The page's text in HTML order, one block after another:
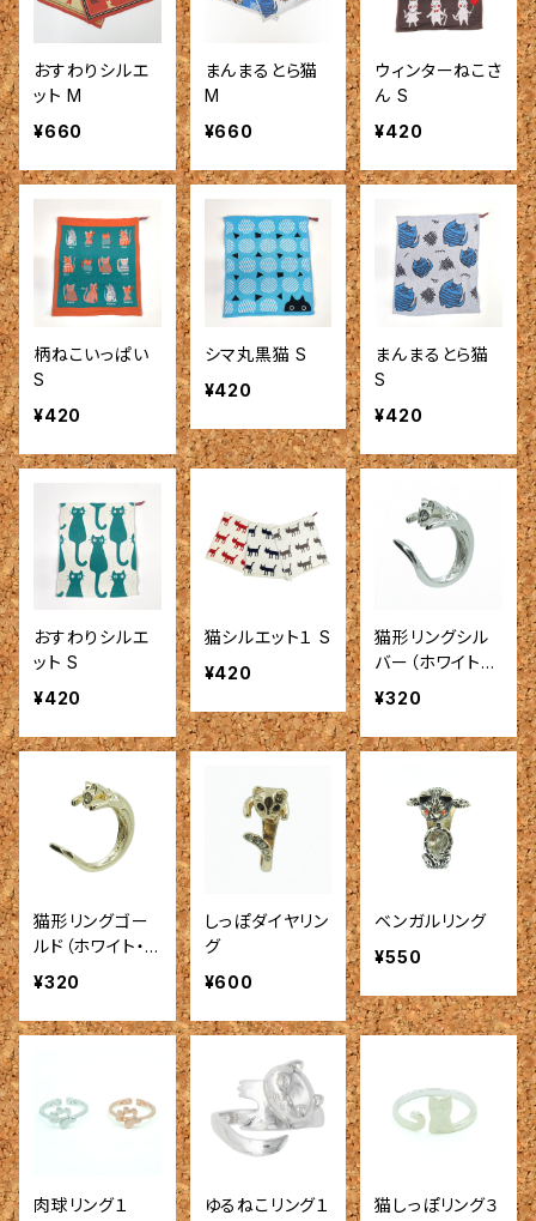
おすわりシルエ
ット M
¥660
まんまるとら猫
M
¥660
ウィンターねこさ
ん S
¥420
柄ねこいっぱい
S
¥420
シマ丸黒猫 S
¥420
まんまるとら猫
S
¥420
おすわりシルエ
ット S
¥420
猫シルエット１ S
¥420
猫形リングシル
バー（ホワイト・
グリーン・レッド）
¥320
猫形リングゴー
ルド（ホワイト・
グリーン・レッド）
¥320
しっぽダイヤリン
グ
¥600
ベンガルリング
¥550
肉球リング１
ゆるねこリング１
猫しっぽリング３